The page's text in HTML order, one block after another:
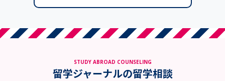
留学ジャーナルの留学相談
STUDY ABROAD COUNSELING